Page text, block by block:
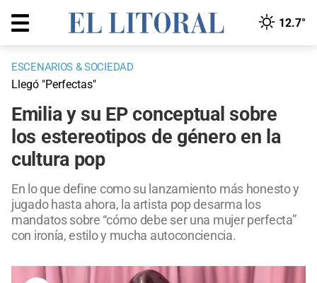
12.7°
ESCENARIOS & SOCIEDAD
Llegó "Perfectas"
Emilia y su EP conceptual sobre
los estereotipos de género en la
cultura pop
En lo que define como su lanzamiento más honesto y
jugado hasta ahora, la artista pop desarma los
mandatos sobre “cómo debe ser una mujer perfecta”
con ironía, estilo y mucha autoconciencia.